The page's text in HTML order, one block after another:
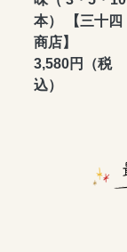
本） 【三十四
商店】
3,580円（税
込）